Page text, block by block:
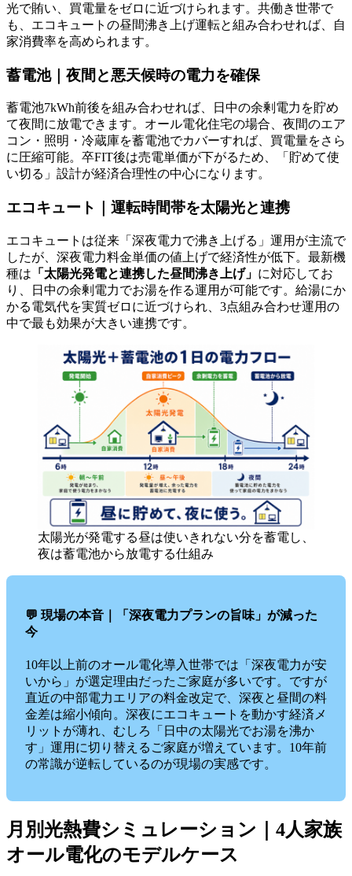
光で賄い、買電量をゼロに近づけられます。共働き世帯で
も、エコキュートの昼間沸き上げ運転と組み合わせれば、自
家消費率を高められます。
蓄電池｜夜間と悪天候時の電力を確保
蓄電池7kWh前後を組み合わせれば、日中の余剰電力を貯め
て夜間に放電できます。オール電化住宅の場合、夜間のエア
コン・照明・冷蔵庫を蓄電池でカバーすれば、買電量をさら
に圧縮可能。卒FIT後は売電単価が下がるため、「貯めて使
い切る」設計が経済合理性の中心になります。
エコキュート｜運転時間帯を太陽光と連携
エコキュートは従来「深夜電力で沸き上げる」運用が主流で
したが、深夜電力料金単価の値上げで経済性が低下。最新機
種は 「太陽光発電と連携した昼間沸き上げ」 に対応してお
り、日中の余剰電力でお湯を作る運用が可能です。給湯にか
かる電気代を実質ゼロに近づけられ、3点組み合わせ運用の
中で最も効果が大きい連携です。
太陽光が発電する昼は使いきれない分を蓄電し、
夜は蓄電池から放電する仕組み
💬 現場の本音｜「深夜電力プランの旨味」が減った
今
10年以上前のオール電化導入世帯では「深夜電力が安
いから」が選定理由だったご家庭が多いです。ですが
直近の中部電力エリアの料金改定で、深夜と昼間の料
金差は縮小傾向。深夜にエコキュートを動かす経済メ
リットが薄れ、むしろ「日中の太陽光でお湯を沸か
す」運用に切り替えるご家庭が増えています。10年前
の常識が逆転しているのが現場の実感です。
月別光熱費シミュレーション｜4人家族
オール電化のモデルケース